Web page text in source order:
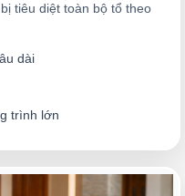
tiêu diệt toàn bộ tổ theo
dài
trình lớn